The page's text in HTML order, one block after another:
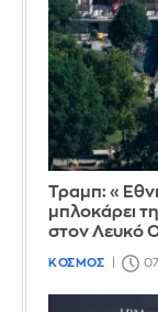
Τραμπ:
μπλοκάρει
στον Λευκό
ΚΟΣΜΟΣ